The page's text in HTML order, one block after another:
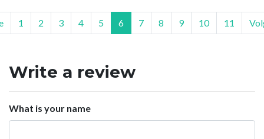
1 2 3 4 5 6 7 8 9 10 11
Write a review
What is your name